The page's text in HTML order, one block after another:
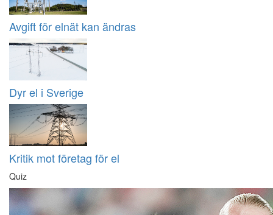
Avgift för elnät kan ändras
Dyr el i Sverige
Kritik mot företag för el
Quiz